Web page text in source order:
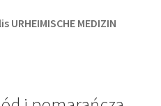
URHEIMISCHE MEDIZIN